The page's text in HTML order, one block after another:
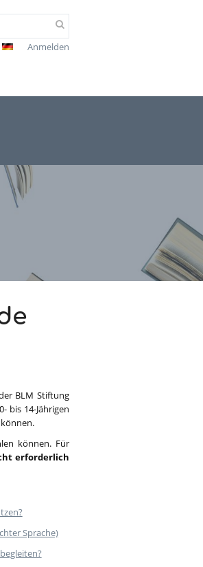
Anmelden
BLM Stiftung
bis 14-Jährigen
können. Für
erforderlich
Sprache)